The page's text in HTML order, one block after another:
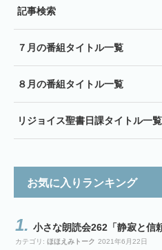
記事検索
７月の番組タイトル一覧
８月の番組タイトル一覧
リジョイス聖書日課タイトル一覧
お気に入りランキング
小さな朗読会262「静寂と信
カテゴリ: ほほえみトーク 2021年6月22日